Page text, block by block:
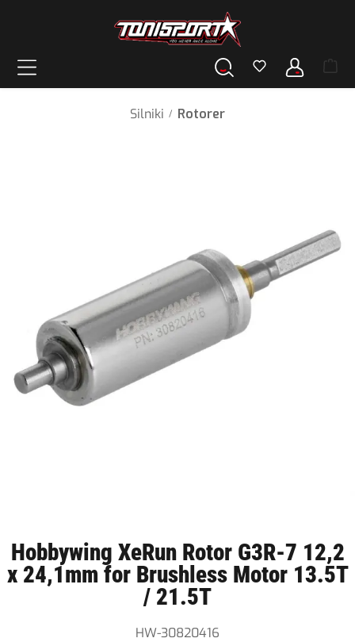
Silniki / Rotorer
Hobbywing XeRun Rotor G3R-7 12,2
x 24,1mm for Brushless Motor 13.5T
/ 21.5T
HW-30820416